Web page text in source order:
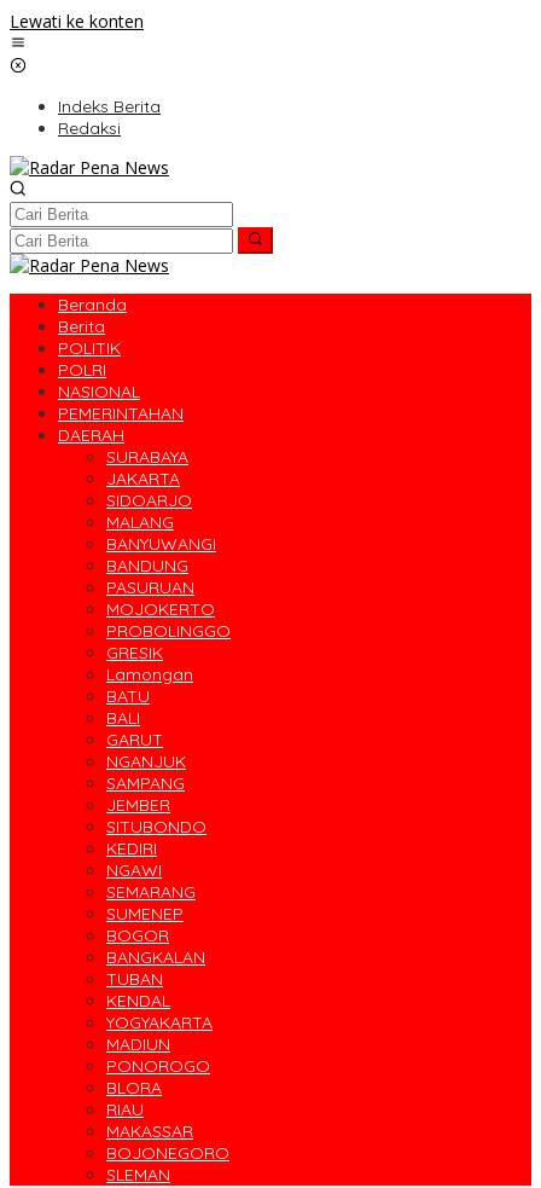
Lewati ke konten
Indeks Berita
Redaksi
Beranda
Berita
POLITIK
POLRI
NASIONAL
PEMERINTAHAN
DAERAH
SURABAYA
JAKARTA
SIDOARJO
MALANG
BANYUWANGI
BANDUNG
PASURUAN
MOJOKERTO
PROBOLINGGO
GRESIK
Lamongan
BATU
BALI
GARUT
NGANJUK
SAMPANG
JEMBER
SITUBONDO
KEDIRI
NGAWI
SEMARANG
SUMENEP
BOGOR
BANGKALAN
TUBAN
KENDAL
YOGYAKARTA
MADIUN
PONOROGO
BLORA
RIAU
MAKASSAR
BOJONEGORO
SLEMAN